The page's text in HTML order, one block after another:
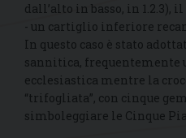
dall’alto in basso, in 1.2.3),
- un cartiglio inferiore
In questo caso è stato
sannitica, frequentemente
ecclesiastica mentre la
“trifogliata”, con cinque
simboleggiare le Cinque